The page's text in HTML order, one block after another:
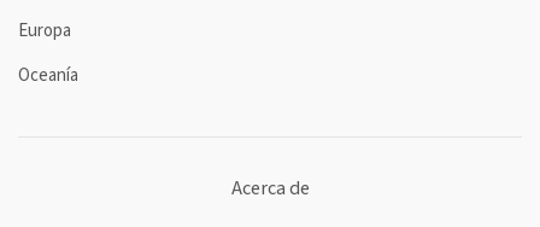
Europa
Oceanía
Acerca de